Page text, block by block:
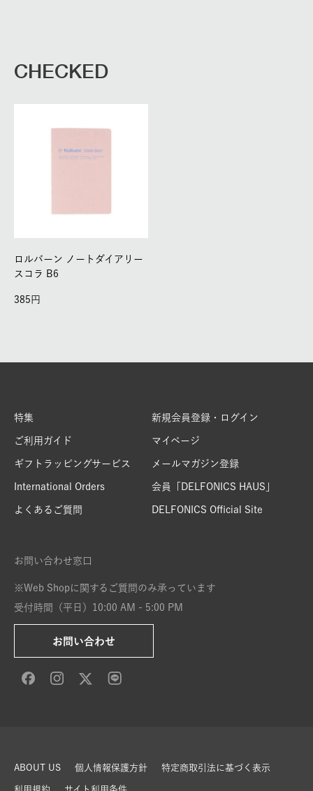
CHECKED
ロルバーン ノートダイアリー
スコラ B6
385
特集
ご利用ガイド
ギフトラッピングサービス
International Orders
よくあるご質問
新規会員登録・ログイン
マイページ
メールマガジン登録
会員「DELFONICS HAUS」
DELFONICS Official Site
お問い合わせ窓口
※Web Shopに関するご質問のみ承っています
受付時間（平日）10:00 AM - 5:00 PM
お問い合わせ
ABOUT US 個人情報保護方針 特定商取引法に基づく表示